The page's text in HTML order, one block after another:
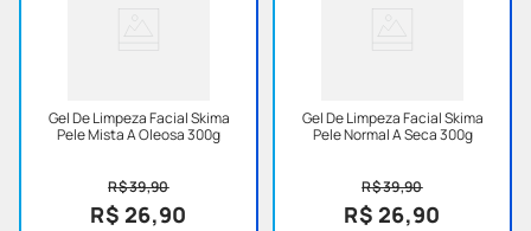
Gel De Limpeza Facial Skima
Pele Mista A Oleosa 300g
R$ 39,90
R$ 26,90
Gel De Limpeza Facial Skima
Pele Normal A Seca 300g
R$ 39,90
R$ 26,90